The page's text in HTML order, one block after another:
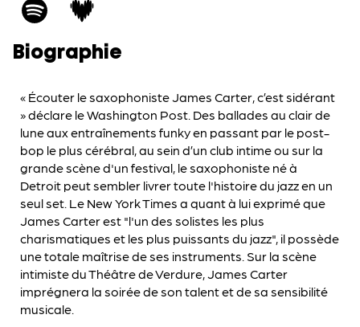
Biographie
« Écouter le saxophoniste James Carter, c’est sidérant
» déclare le Washington Post. Des ballades au clair de
lune aux entraînements funky en passant par le post-
bop le plus cérébral, au sein d’un club intime ou sur la
grande scène d'un festival, le saxophoniste né à
Detroit peut sembler livrer toute l'histoire du jazz en un
seul set. Le New York Times a quant à lui exprimé que
James Carter est "l'un des solistes les plus
charismatiques et les plus puissants du jazz", il possède
une totale maîtrise de ses instruments. Sur la scène
intimiste du Théâtre de Verdure, James Carter
imprégnera la soirée de son talent et de sa sensibilité
musicale.